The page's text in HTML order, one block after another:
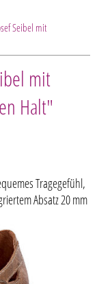
Seibel mit
mit
Halt"
Tragegefühl,
Absatz 20 mm